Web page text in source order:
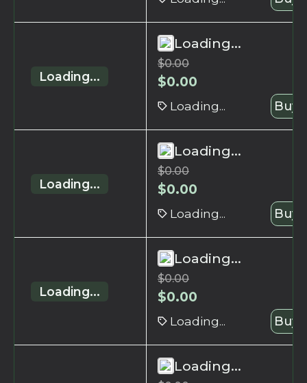
Loading...
Loading...
$0.00
$0.00
Loading... Buy
Loading...
Loading...
$0.00
$0.00
Loading... Buy
Loading...
Loading...
$0.00
$0.00
Loading... Buy
Loading...